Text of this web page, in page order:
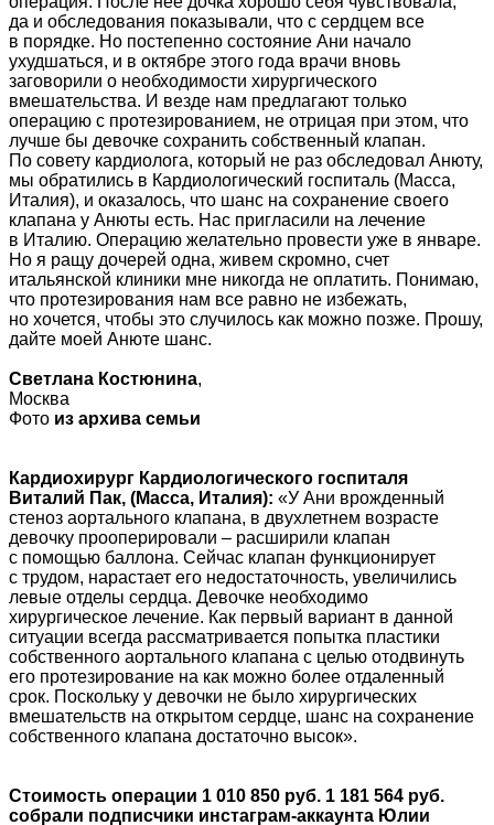
да и обследования показывали, что с сердцем все
в порядке. Но постепенно состояние Ани начало
ухудшаться, и в октябре этого года врачи вновь
заговорили о необходимости хирургического
вмешательства. И везде нам предлагают только
операцию с протезированием, не отрицая при этом, что
лучше бы девочке сохранить собственный клапан.
По совету кардиолога, который не раз обследовал Анюту,
мы обратились в Кардиологический госпиталь (Масса,
Италия), и оказалось, что шанс на сохранение своего
клапана у Анюты есть. Нас пригласили на лечение
в Италию. Операцию желательно провести уже в январе.
Но я ращу дочерей одна, живем скромно, счет
итальянской клиники мне никогда не оплатить. Понимаю,
что протезирования нам все равно не избежать,
но хочется, чтобы это случилось как можно позже. Прошу,
дайте моей Анюте шанс.
Светлана Костюнина,
Москва
Фото из архива семьи
Кардиохирург Кардиологического госпиталя
Виталий Пак, (Масса, Италия): «У Ани врожденный
стеноз аортального клапана, в двухлетнем возрасте
девочку прооперировали – расширили клапан
с помощью баллона. Сейчас клапан функционирует
с трудом, нарастает его недостаточность, увеличились
левые отделы сердца. Девочке необходимо
хирургическое лечение. Как первый вариант в данной
ситуации всегда рассматривается попытка пластики
собственного аортального клапана с целью отодвинуть
его протезирование на как можно более отдаленный
срок. Поскольку у девочки не было хирургических
вмешательств на открытом сердце, шанс на сохранение
собственного клапана достаточно высок».
Стоимость операции 1 010 850 руб. 1 181 564 руб.
собрали подписчики инстаграм-аккаунта Юлии